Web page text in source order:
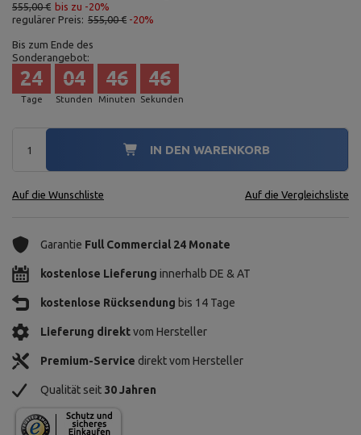
555,00 € bis zu -20%
regulärer Preis: 555,00 € -20%
Bis zum Ende des
Sonderangebot:
Tage
24
Stunden
04
Minuten
46
Sekunden
45
IN DEN WARENKORB
Auf die Wunschliste Auf die Vergleichsliste
Garantie Full Commercial 24 Monate
kostenlose Lieferung innerhalb DE & AT
kostenlose Rücksendung bis 14 Tage
Lieferung direktvom Hersteller
Premium-Service direkt vom Hersteller
Qualität seit 30 Jahren